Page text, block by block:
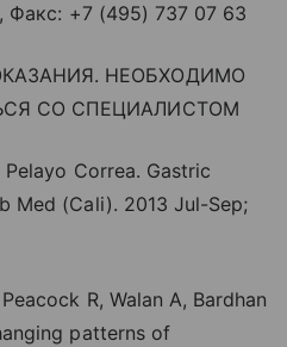
Факс: +7 (495) 737 07 63
НЕОБХОДИМО
СО СПЕЦИАЛИСТОМ
Pelayo Correa. Gastric
Med (Cali). 2013 Jul-Sep;
R, Walan A, Bardhan
patterns of